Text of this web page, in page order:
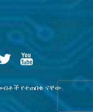
የተጠበቁ ናቸው.